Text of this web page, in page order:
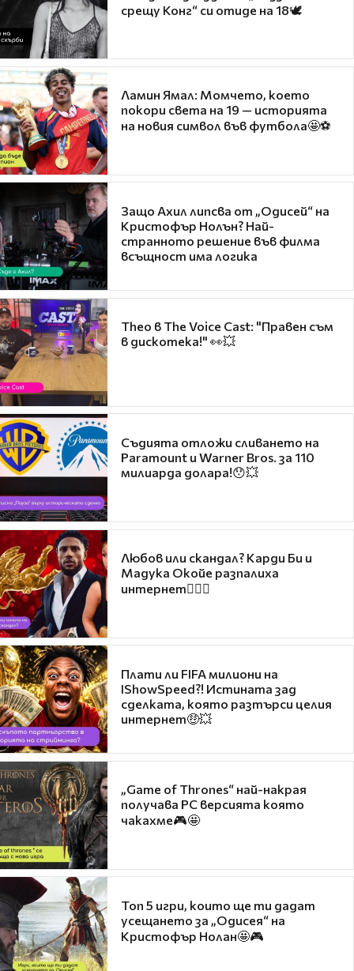
срещу Конг“ си отиде на 18🕊️
Ламин Ямал: Момчето, което
покори света на 19 — историята
на новия символ във футбола🤩⚽
Защо Ахил липсва от „Одисей“ на
Кристофър Нолън? Най-
странното решение във филма
всъщност има логика
Theo в The Voice Cast: "Правен съм
в дискотека!" 👀💥
Съдията отложи сливането на
Paramount и Warner Bros. за 110
милиарда долара!😯💥
Любов или скандал? Карди Би и
Мадука Окойе разпалиха
интернет❤️‍🔥🔥
Плати ли FIFA милиони на
IShowSpeed?! Истината зад
сделката, която разтърси целия
интернет🤑💥
„Game of Thrones“ най-накрая
получава PC версията която
чакахме🎮🤩
Топ 5 игри, които ще ти дадат
усещането за „Одисея“ на
Кристофър Нолан🤩🎮